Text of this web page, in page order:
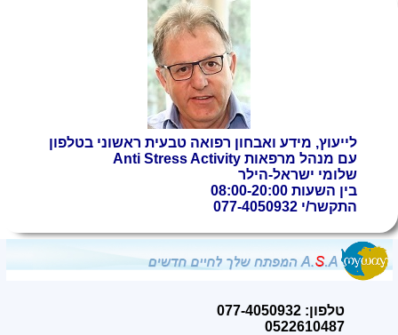
לייעוץ, מידע ואבחון רפואה טבעית ראשוני בטלפון
עם מנהל מרפאות Anti Stress Activity
שלומי ישראל-הילר
בין השעות 08:00-20:00
התקשר/י 077-4050932
טלפון: 077-4050932
0522610487